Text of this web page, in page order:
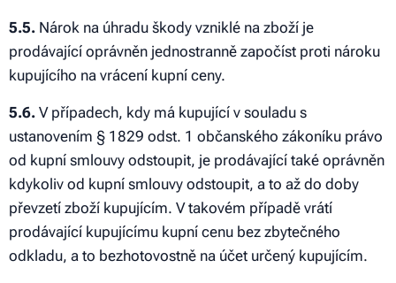
5.5. Nárok na úhradu škody vzniklé na zboží je
prodávající oprávněn jednostranně započíst proti nároku
kupujícího na vrácení kupní ceny.
5.6. V případech, kdy má kupující v souladu s
ustanovením § 1829 odst. 1 občanského zákoníku právo
od kupní smlouvy odstoupit, je prodávající také oprávněn
kdykoliv od kupní smlouvy odstoupit, a to až do doby
převzetí zboží kupujícím. V takovém případě vrátí
prodávající kupujícímu kupní cenu bez zbytečného
odkladu, a to bezhotovostně na účet určený kupujícím.